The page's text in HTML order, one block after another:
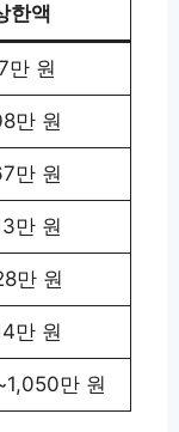
한액
만 원
만 원
만 원
만 원
만 원
만 원
만 원